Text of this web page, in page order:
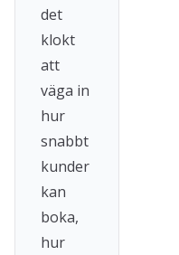
det
klokt
att
väga in
hur
snabbt
kunder
kan
boka,
hur